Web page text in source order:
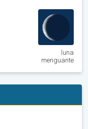
luna
menguante